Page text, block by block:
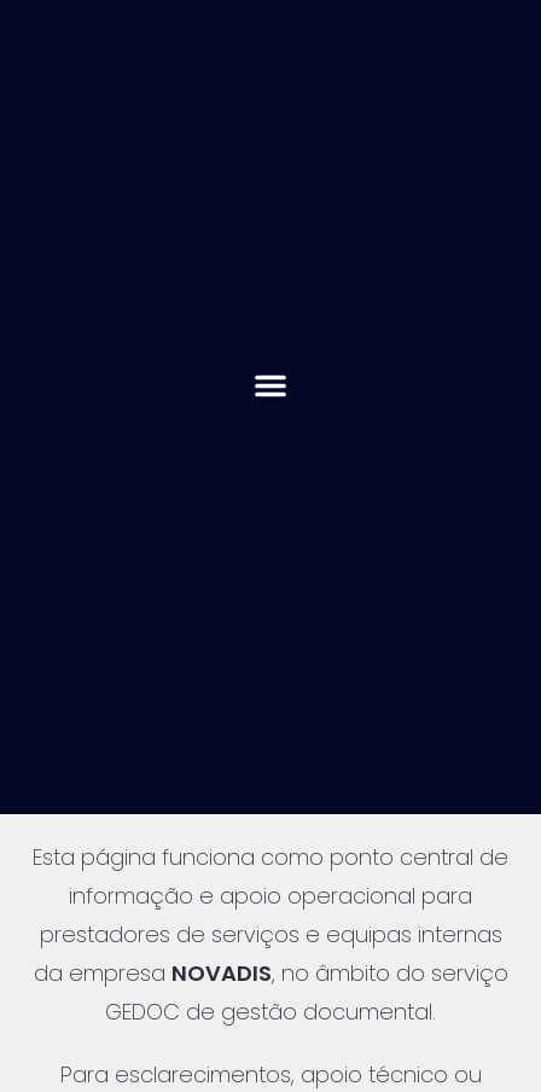
Esta página funciona como ponto central de
informação e apoio operacional para
prestadores de serviços e equipas internas
da empresa NOVADIS, no âmbito do serviço
GEDOC de gestão documental.
Para esclarecimentos, apoio técnico ou